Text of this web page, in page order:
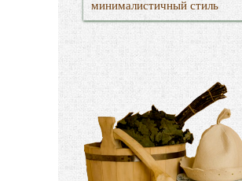
минималистичный стиль